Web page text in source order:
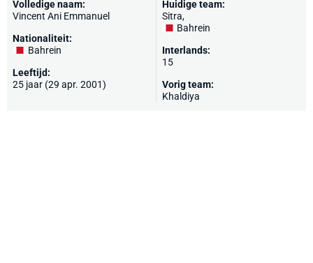
Volledige naam:
Vincent Ani Emmanuel
Nationaliteit:
Bahrein
Leeftijd:
25 jaar (29 apr. 2001)
Huidige team:
Sitra,
Bahrein
Interlands:
15
Vorig team:
Khaldiya